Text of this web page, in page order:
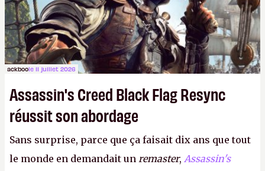
ackboole 11 juillet 2026
Assassin's Creed Black Flag Resync
réussit son abordage
Sans surprise, parce que ça faisait dix ans que tout
le monde en demandait un remaster, Assassin's